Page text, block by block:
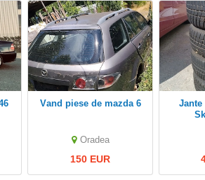
vand piese de mazda 6
Oradea
150 EUR
Jante + anvelope pt